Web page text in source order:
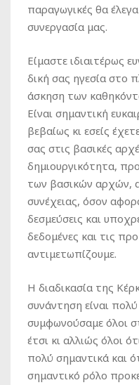
παραγωγικές θα
συνεργασία μας.
Είμαστε ιδιαιτέρως
δική σας ηγεσία στο
άσκηση των
Είναι σημαντική
βεβαίως κι εσείς
σας στις βασικές
δημιουργικότητα,
των βασικών αρχών,
συνέχειας, όσον
δεσμεύσεις και
δεδομένες και τις
αντιμετωπίζουμε.
Η διαδικασία της
συνάντηση είναι
συμφωνούσαμε όλοι
έτσι κι αλλιώς όλοι
πολύ σημαντικά και
σημαντικό ρόλο